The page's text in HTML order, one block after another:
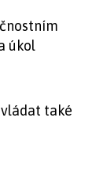
úkol
také